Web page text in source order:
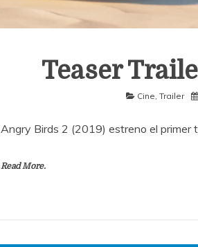
Teaser
Cine Trailer
Angry Birds 2 (2019) estreno el primer
Read More.